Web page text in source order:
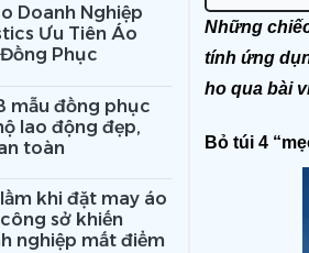
Doanh Nghiệp
Ưu Tiên Áo
Phục
mẫu đồng phục
lao động đẹp,
toàn
khi đặt may áo
sở khiến
nghiệp mất điểm
Những
tính ứng
ho qua bài
Bỏ túi 4